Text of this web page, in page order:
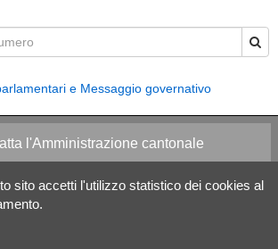
sito accetti l'utilizzo statistico dei cookies al
e Messaggio governativo
l'Amministrazione cantonale
Social media